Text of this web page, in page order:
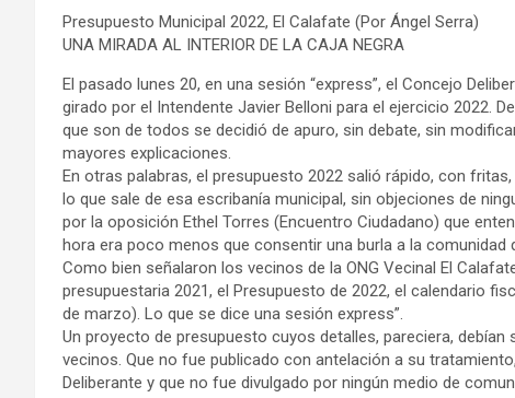
Presupuesto Municipal 2022, El Calafate (Por Ángel Serra)
UNA MIRADA AL INTERIOR DE LA CAJA NEGRA
El pasado lunes 20, en una sesión “express”, el Concejo
girado por el Intendente Javier Belloni para el ejercicio 2022.
que son de todos se decidió de apuro, sin debate, sin
mayores explicaciones.
En otras palabras, el presupuesto 2022 salió rápido, con
lo que sale de esa escribanía municipal, sin objeciones de
por la oposición Ethel Torres (Encuentro Ciudadano) que
hora era poco menos que consentir una burla a la comunidad
Como bien señalaron los vecinos de la ONG Vecinal El
presupuestaria 2021, el Presupuesto de 2022, el calendario
de marzo). Lo que se dice una sesión express”.
Un proyecto de presupuesto cuyos detalles, pareciera,
vecinos. Que no fue publicado con antelación a su
Deliberante y que no fue divulgado por ningún medio de